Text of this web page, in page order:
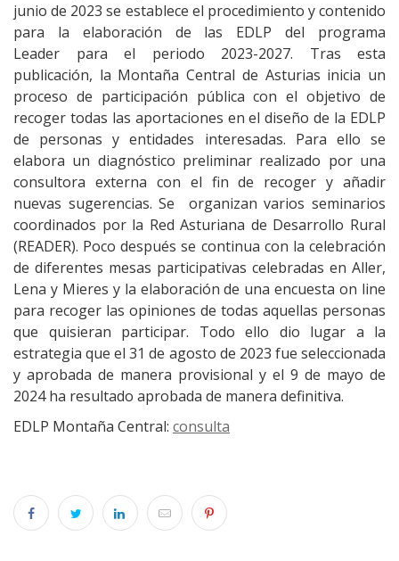
junio de 2023 se establece el procedimiento y contenido
para la elaboración de las EDLP del programa
Leader para el periodo 2023-2027. Tras esta
publicación, la Montaña Central de Asturias inicia un
proceso de participación pública con el objetivo de
recoger todas las aportaciones en el diseño de la EDLP
de personas y entidades interesadas. Para ello se
elabora un diagnóstico preliminar realizado por una
consultora externa con el fin de recoger y añadir
nuevas sugerencias. Se organizan varios seminarios
coordinados por la Red Asturiana de Desarrollo Rural
(READER). Poco después se continua con la celebración
de diferentes mesas participativas celebradas en Aller,
Lena y Mieres y la elaboración de una encuesta on line
para recoger las opiniones de todas aquellas personas
que quisieran participar. Todo ello dio lugar a la
estrategia que el 31 de agosto de 2023 fue seleccionada
y aprobada de manera provisional y el 9 de mayo de
2024 ha resultado aprobada de manera definitiva.
EDLP Montaña Central: consulta